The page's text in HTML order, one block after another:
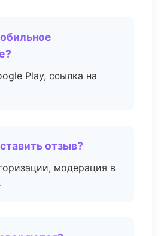
Play, ссылка на
отзыв?
модерация в